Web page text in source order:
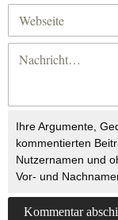
Ihre Argumente,
kommentierten
Nutzernamen und
Vor- und